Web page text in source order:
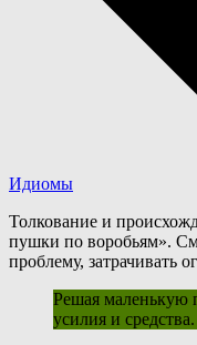
Идиомы
Толкование и
пушки по воробьям».
проблему, затрачивать
Решая маленькую
усилия и средства.